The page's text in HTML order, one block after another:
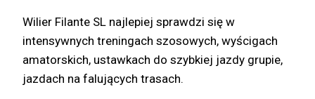
Wilier Filante SL najlepiej sprawdzi się w
intensywnych treningach szosowych, wyścigach
amatorskich, ustawkach do szybkiej jazdy grupie,
jazdach na falujących trasach.